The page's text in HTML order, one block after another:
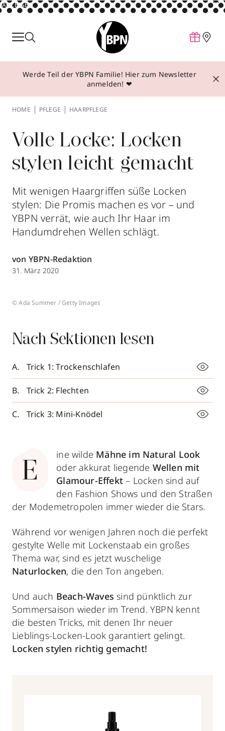
ANZEIGE
Parfum
Make-up
Behandlungen
Über YBPN
Aktionen
Storefinder
Werde Teil der YBPN Familie! Hier zum Newsletter
anmelden! ❤
HOME PFLEGE HAARPFLEGE
Volle Locke: Locken
stylen leicht gemacht
Mit wenigen Haargriffen süße Locken
stylen: Die Promis machen es vor – und
YBPN verrät, wie auch Ihr Haar im
Handumdrehen Wellen schlägt.
von YBPN-Redaktion
31. März 2020
© Ada Summer / Getty Images
Nach Sektionen lesen
Trick 1: Trockenschlafen
Trick 2: Flechten
Trick 3: Mini-Knödel
E
ine wilde Mähne im Natural Look
oder akkurat liegende Wellen mit
Glamour-Effekt – Locken sind auf
den Fashion Shows und den Straßen
der Modemetropolen immer wieder die Stars.
Während vor wenigen Jahren noch die perfekt
gestylte Welle mit Lockenstaab ein großes
Thema war, sind es jetzt wuschelige
Naturlocken, die den Ton angeben.
Und auch Beach-Waves sind pünktlich zur
Sommersaison wieder im Trend. YBPN kennt
die besten Tricks, mit denen Ihr neuer
Lieblings-Locken-Look garantiert gelingt.
Locken stylen richtig gemacht!